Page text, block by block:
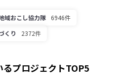
域おこし協力隊
6946件
くり 2372件
るプロジェクトTOP5